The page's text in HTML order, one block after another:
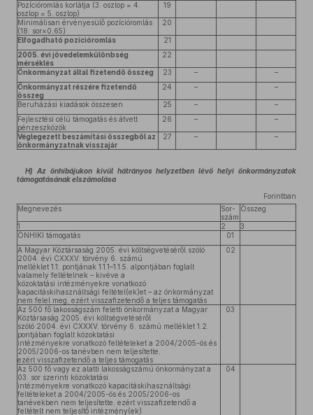
Pozícióromlás korlátja (3. oszlop = 4.
oszlop = 5. oszlop)
19
Minimálisan érvényesülő pozícióromlás
(18. sor×0,65)
20
Elfogadható pozícióromlás
21
2005. évi jövedelemkülönbség
mérséklés
22
Önkormányzat által fizetendő összeg 23 –
–
Önkormányzat részére fizetendő
összeg
24 – –
Beruházási kiadások összesen 25 –
–
Fejlesztési célú támogatás és átvett
pénzeszközök
26 – –
Véglegezett beszámítási összegből az
önkormányzatnak visszajár
27 – –
H) Az önhibájukon kívül hátrányos helyzetben lévő helyi önkormányzatok
támogatásának elszámolása
Forintban
Megnevezés
Sor-
szám
Összeg
1 2
3
ÖNHIKI támogatás
01
A Magyar Köztársaság 2005. évi költségvetéséről szóló
2004. évi CXXXV. törvény 6. számú
melléklet 1.1. pontjának 1.1.1–1.1.5. alpontjában foglalt
valamely feltételnek – kivéve a
közoktatási intézményekre vonatkozó
kapacitáskihasználtsági feltétel(ek)et – az önkormányzat
nem felel meg, ezért visszafizetendő a teljes támogatás
02
Az 500 fő lakosságszám feletti önkormányzat a Magyar
Köztársaság 2005. évi költségvetéséről
szóló 2004. évi CXXXV. törvény 6. számú melléklet 1.2.
pontjában foglalt közoktatási
intézményekre vonatkozó feltételeket a 2004/2005-ös és
2005/2006-os tanévben nem teljesítette,
ezért visszafizetendő a teljes támogatás
03
Az 500 fő vagy ez alatti lakosságszámú önkormányzat a
03. sor szerinti közoktatási
intézményekre vonatkozó kapacitáskihasználtsági
feltételeket a 2004/2005-ös és 2005/2006-os
tanévekben nem teljesítette, ezért visszafizetendő a
feltételt nem teljesítő intézmény(ek)
04